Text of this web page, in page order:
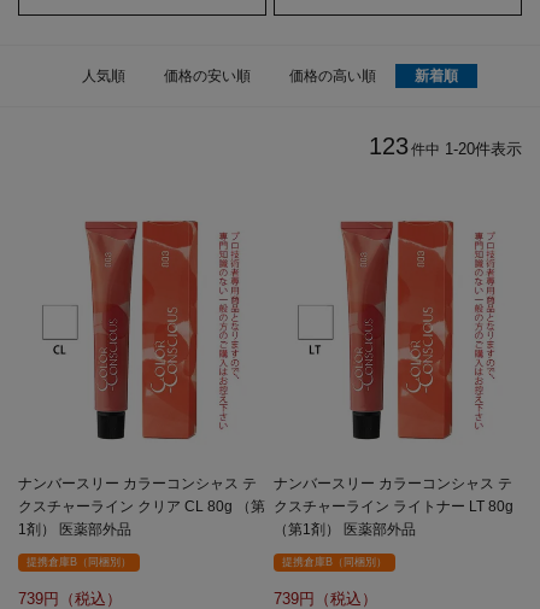
人気順 価格の安い順 価格の高い順 新着順
123 件中 1 -20件表示
ナンバースリー カラーコンシャス テ
クスチャーライン クリア CL 80g （第
1剤） 医薬部外品
提携倉庫B（同梱別）
739
ナンバースリー カラーコンシャス テ
クスチャーライン ライトナー LT 80g
（第1剤） 医薬部外品
提携倉庫B（同梱別）
739